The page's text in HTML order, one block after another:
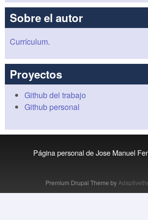
Sobre el autor
Currículum.
Proyectos
Github del trabajo
Github personal
Página personal de Jose Manuel
Premium Drupal Theme by